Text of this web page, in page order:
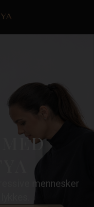
mennesker